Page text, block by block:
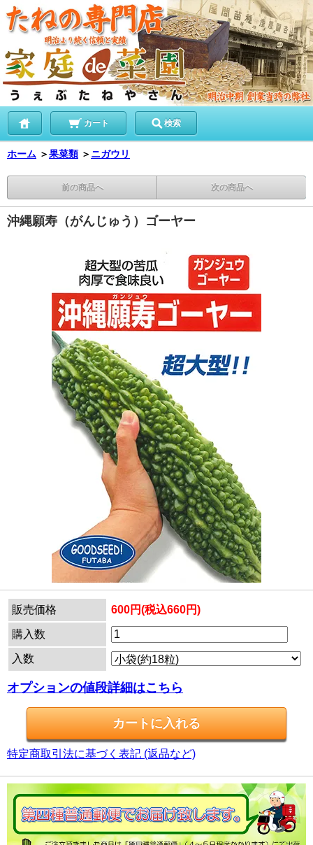
カート 検索
ホーム ＞果菜類 ＞ ニガウリ
前の商品へ 次の商品へ
沖縄願寿（がんじゅう）ゴーヤー
販売価格 600円(税込660円)
購入数
入数
オプションの値段詳細はこちら
特定商取引法に基づく表記 (返品など)